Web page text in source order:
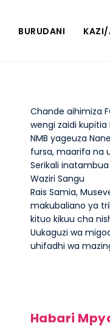
BURUDANI
Chande aihimiza
wengi zaidi kupitia
NMB yageuza
fursa, maarifa na
Serikali
Waziri Sangu
Rais Samia,
makubaliano ya
kituo kikuu cha
Uukaguzi wa
uhifadhi wa
Habari